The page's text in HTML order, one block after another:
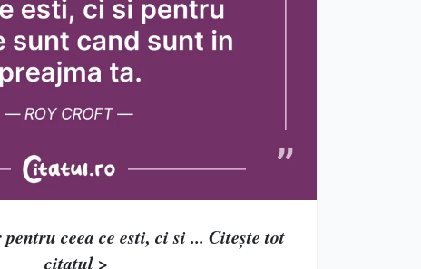
ceea ce esti, ci si ... Citește tot
citatul >